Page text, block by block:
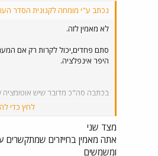
נכתב ע"י מומחה לקנונית הסדר
לא מאמין לזה.
סתם פחדים,יכול לקרות רק אם
היפר אינפלציה.
בכתבה סה"כ מדובר שיש אוטומציה
לחץ כדי
מצד שני
אתה מאמין בחייזרים שמתקשרים
ומשמשים